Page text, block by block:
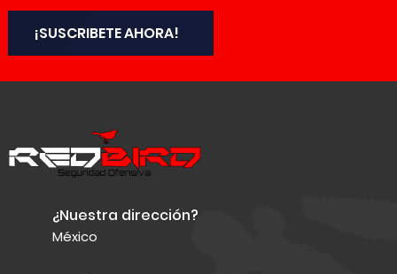
¡SUSCRIBETE AHORA!
¿Nuestra dirección?
México